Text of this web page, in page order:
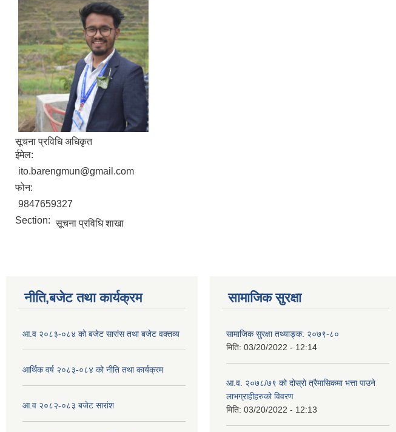
सूचना प्रविधि अधिकृत
ईमेल:
ito.barengmun@gmail.com
फोन:
9847659327
Section: सूचना प्रविधि शाखा
नीति,बजेट तथा कार्यक्रम
आ.व २०८३-०८४ को बजेट सारांस तथा बजेट वक्तव्य
आर्थिक वर्ष २०८३-०८४ को नीति तथा कार्यक्रम
आ.व २०८२-०८३ बजेट सारांश
सामाजिक सुरक्षा
सामाजिक सुरक्षा तथ्याङ्क: २०७९-८०
मिति: 03/20/2022 - 12:14
आ.व. २०७८/७९ को दोस्रो त्रैमासिकमा भत्ता पाउने
लाभग्राहीहरुको विवरण
मिति: 03/20/2022 - 12:13